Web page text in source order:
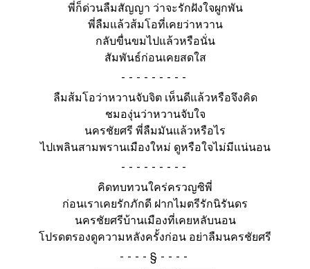
พี่ก็ด่วนลืมสัญญา ว่าจะรักฝังใจผูกพัน
พี่ลืมแล้วส้มโอที่เคยว่าหวาน
กลับขื่นขมไปแล้วหรือนั่น
สัมพันธ์ก่อนเคยสดใส
-
ลืมส้มโอว่าหวานจับจิต เห็นดีแล้วหรือจึงคิด
ชมองุ่นว่าหวานจับใจ
นครชัยศรี พี่ลืมมันแล้วหรือไร
ไปเพลินสามพรานเมืองใหม่ ดูหรือใจไม่มีแน่นอน
-
คิดทบทวนใคร่ครวญซิพี่
ก่อนเราเคยรักภักดี ฝากไมตรีรักนิรันดร
นครชัยศรีบ้านเมืองที่เคยหลับนอน
โปรดตรองดูความหลังครั้งก่อน อย่าลืมนครชัยศรี
§